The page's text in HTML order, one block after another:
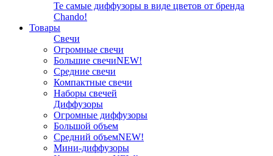
Те самые диффузоры в виде цветов от бренда
Chando!
Товары
Свечи
Огромные свечи
Большие свечиNEW!
Средние свечи
Компактные свечи
Наборы свечей
Диффузоры
Огромные диффузоры
Большой объем
Средний объемNEW!
Мини-диффузоры